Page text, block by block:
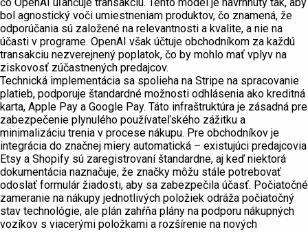
bol agnostický voči umiestneniam produktov, čo znamená, že
odporúčania sú založené na relevantnosti a kvalite, a nie na
účasti v programe. OpenAI však účtuje obchodníkom za každú
transakciu nezverejnený poplatok, čo by mohlo mať vplyv na
ziskovosť zúčastnených predajcov.
Technická implementácia sa spolieha na Stripe na spracovanie
platieb, podporuje štandardné možnosti odhlásenia ako kreditná
karta, Apple Pay a Google Pay. Táto infraštruktúra je zásadná pre
zabezpečenie plynulého používateľského zážitku a
minimalizáciu trenia v procese nákupu. Pre obchodníkov je
integrácia do značnej miery automatická – existujúci predajcovia
Etsy a Shopify sú zaregistrovaní štandardne, aj keď niektorá
dokumentácia naznačuje, že značky môžu stále potrebovať
odoslať formulár žiadosti, aby sa zabezpečila účasť. Počiatočné
zameranie na nákupy jednotlivých položiek odráža počiatočný
stav technológie, ale plán zahŕňa plány na podporu nákupných
vozíkov s viacerými položkami a rozšírenie na nových